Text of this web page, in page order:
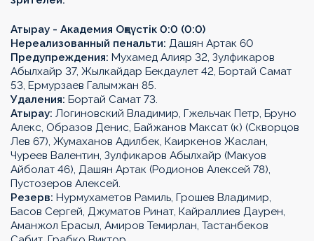
Атырау - Академия Оңтүстік 0:0 (0:0)
Нереализованный пенальти: Дашян Артак 60
Предупреждения: Мухамед Алияр 32, Зулфикаров
Абылхайр 37, Жылкайдар Бекдаулет 42, Бортай Самат
53, Ермурзаев Галымжан 85.
Удаления: Бортай Самат 73.
Атырау: Логиновский Владимир, Гжельчак Петр, Бруно
Алекс, Образов Денис, Байжанов Максат (к) (Скворцов
Лев 67), Жумаханов Адилбек, Каиркенов Жаслан,
Чуреев Валентин, Зулфикаров Абылхайр (Макуов
Айболат 46), Дашян Артак (Родионов Алексей 78),
Пустозеров Алексей.
Резерв: Нурмухаметов Рамиль, Грошев Владимир,
Басов Сергей, Джуматов Ринат, Кайраллиев Даурен,
Аманжол Ерасыл, Амиров Темирлан, Тастанбеков